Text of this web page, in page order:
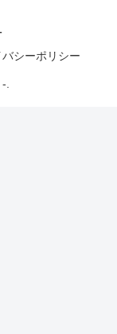
バシーポリシー
.